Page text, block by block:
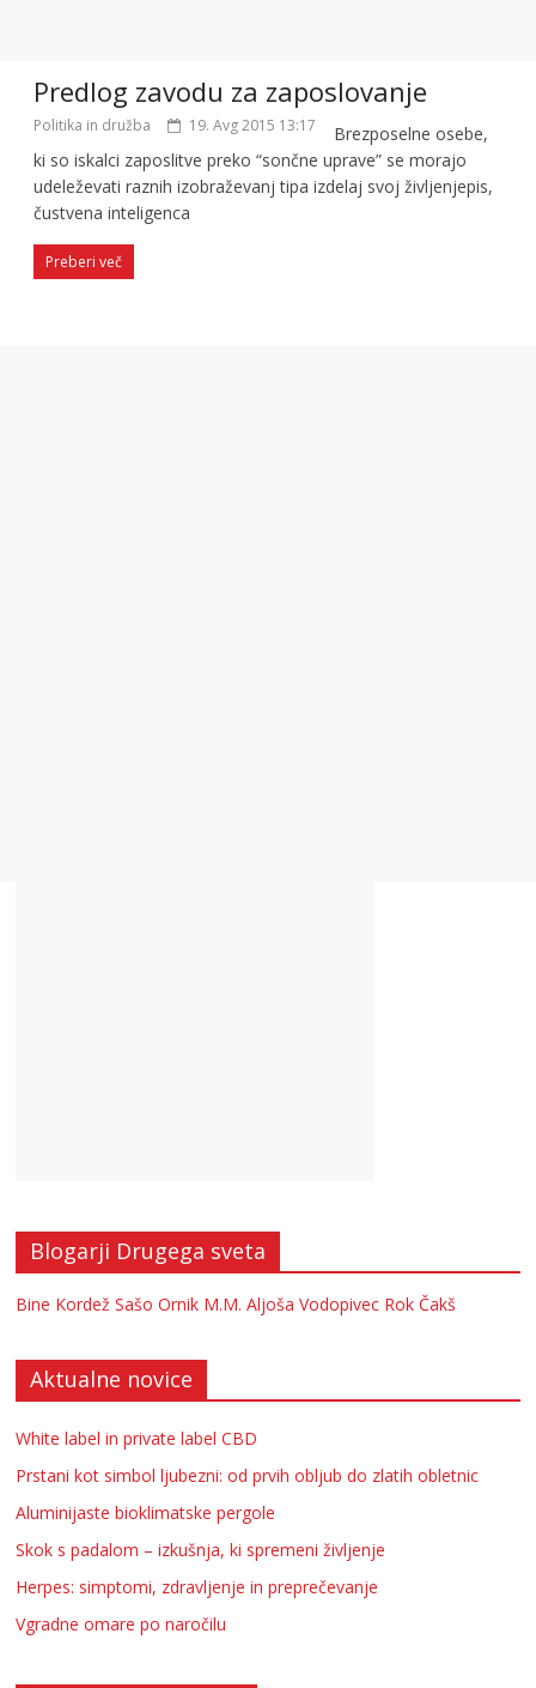
Predlog zavodu za zaposlovanje
Politika in družba 19. Avg 2015 13:17
Brezposelne osebe,
ki so iskalci zaposlitve preko “sončne uprave” se morajo
udeleževati raznih izobraževanj tipa izdelaj svoj življenjepis,
čustvena inteligenca
Preberi več
Blogarji Drugega sveta
Bine Kordež Sašo Ornik M.M. Aljoša Vodopivec Rok Čakš
Aktualne novice
White label in private label CBD
Prstani kot simbol ljubezni: od prvih obljub do zlatih obletnic
Aluminijaste bioklimatske pergole
Skok s padalom – izkušnja, ki spremeni življenje
Herpes: simptomi, zdravljenje in preprečevanje
Vgradne omare po naročilu